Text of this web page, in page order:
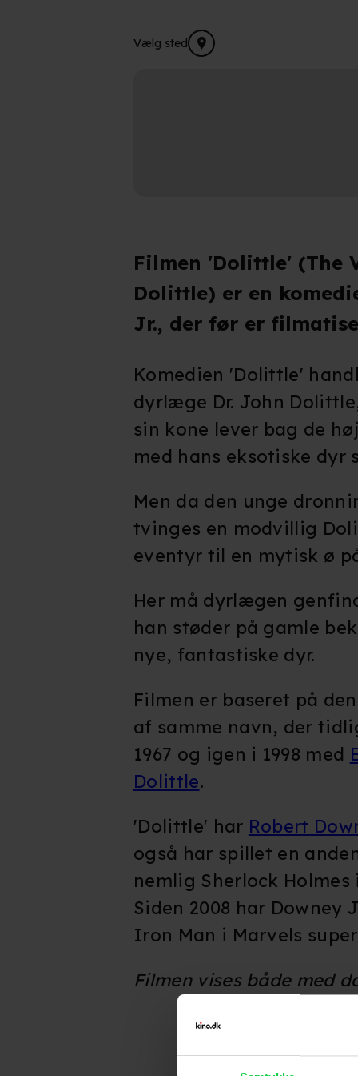
Vælg sted
Filmen 'Dolittle' (The
Dolittle) er en
Jr., der før er
Komedien 'Dolittle'
dyrlæge Dr. John
sin kone lever bag de
med hans eksotiske dyr
Men da den unge
tvinges en modvillig
eventyr til en mytisk ø
Her må dyrlægen
han støder på gamle
nye, fantastiske dyr.
Filmen er baseret på
af samme navn, der
1967 og igen i 1998 med
Dolittle.
'Dolittle' har Robert
også har spillet en
nemlig Sherlock
Siden 2008 har Downey
Iron Man i Marvels
Filmen vises både med